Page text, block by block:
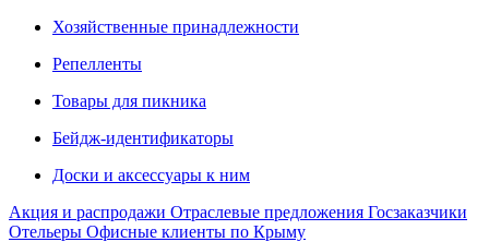
Хозяйственные принадлежности
Репелленты
Товары для пикника
Бейдж-идентификаторы
Доски и аксессуары к ним
Акция и распродажи Отраслевые предложения Госзаказчики
Отельеры Офисные клиенты по Крыму